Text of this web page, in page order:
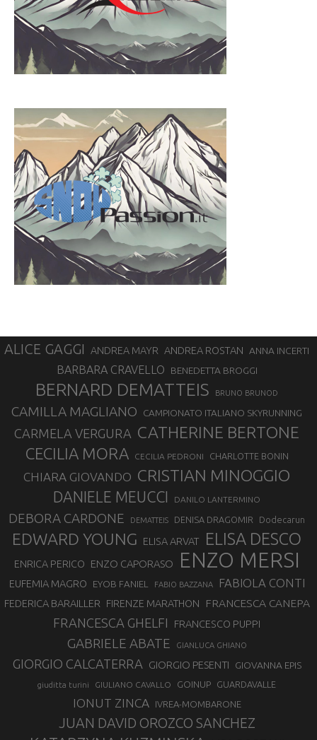
ALICE GAGGI ANDREA MAYR ANDREA ROSTAN ANNA INCERTI
BARBARA CRAVELLO BENEDETTA BROGGI
BERNARD DEMATTEIS BRUNO BRUNOD
CAMILLA MAGLIANO CAMPIONATO ITALIANO SKYRUNNING
CARMELA VERGURA CATHERINE BERTONE
CECILIA MORA CECILIA PEDRONI CHARLOTTE BONIN
CHIARA GIOVANDO CRISTIAN MINOGGIO
DANIELE MEUCCI DANILO LANTERMINO
DEBORA CARDONE DEMATTEIS DENISA DRAGOMIR Dodecarun
EDWARD YOUNG ELISA ARVAT ELISA DESCO
ENRICA PERICO ENZO CAPORASO ENZO MERSI
EUFEMIA MAGRO EYOB FANIEL FABIO BAZZANA FABIOLA CONTI
FEDERICA BARAILLER FIRENZE MARATHON FRANCESCA CANEPA
FRANCESCA GHELFI FRANCESCO PUPPI
GABRIELE ABATE GIANLUCA GHIANO
GIORGIO CALCATERRA GIORGIO PESENTI GIOVANNA EPIS
giuditta turini GIULIANO CAVALLO GOINUP GUARDAVALLE
IONUT ZINCA IVREA-MOMBARONE
JUAN DAVID OROZCO SANCHEZ